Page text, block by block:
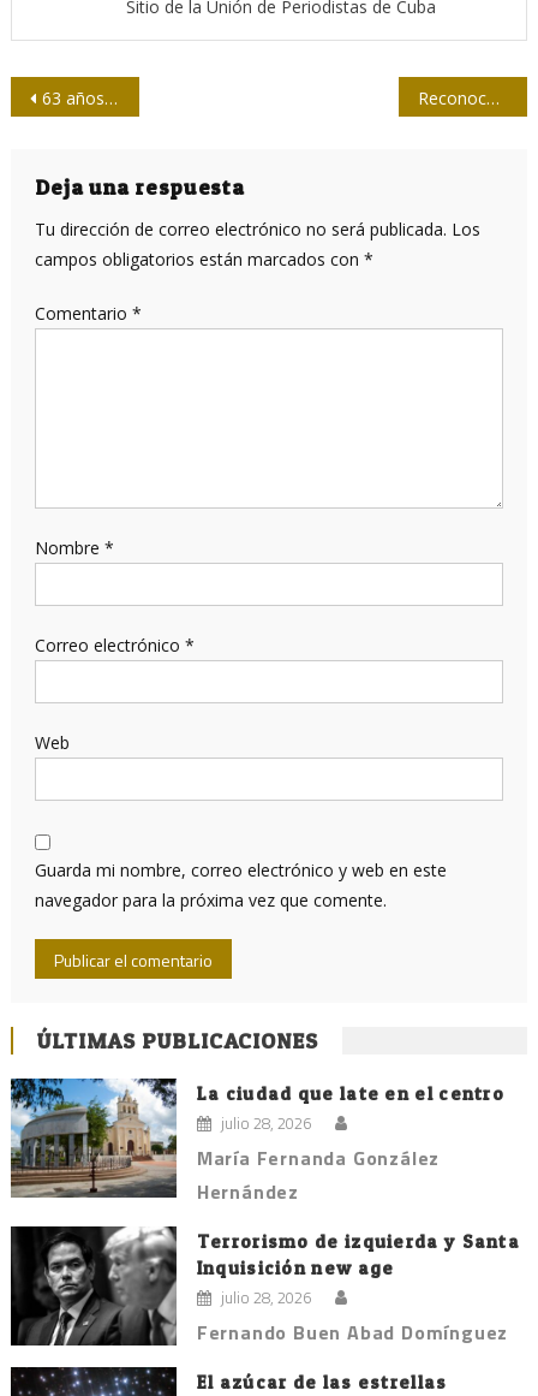
Sitio de la Unión de Periodistas de Cuba
Navegación
entradas
63 años y continúa ¡Adelante! Reconoce OPS labor de Cuba en obtención de vacunas antiCovid-19
Deja una respuesta
Tu dirección de correo electrónico no será publicada. Los
campos obligatorios están marcados con *
Comentario *
Nombre *
Correo electrónico *
Web
Guarda mi nombre, correo electrónico y web en este
navegador para la próxima vez que comente.
ÚLTIMAS PUBLICACIONES
La ciudad que late en el centro
julio 28, 2026
María Fernanda González
Hernández
Terrorismo de izquierda y Santa
Inquisición new age
julio 28, 2026
Fernando Buen Abad Domínguez
El azúcar de las estrellas